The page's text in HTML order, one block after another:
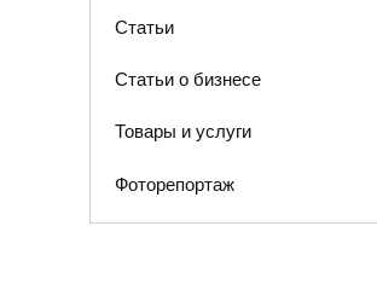
Статьи
Статьи о бизнесе
Товары и услуги
Фоторепортаж